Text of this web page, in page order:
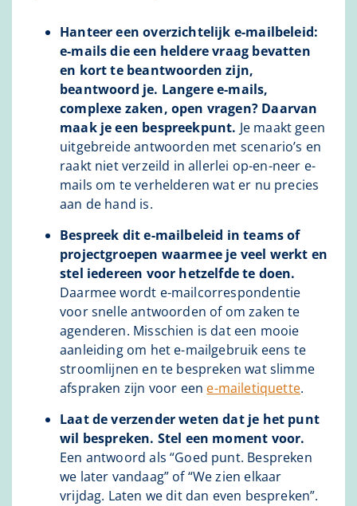
Hanteer een overzichtelijk e-mailbeleid:
e-mails die een heldere vraag bevatten
en kort te beantwoorden zijn,
beantwoord je. Langere e-mails,
complexe zaken, open vragen? Daarvan
maak je een bespreekpunt. Je maakt geen
uitgebreide antwoorden met scenario’s en
raakt niet verzeild in allerlei op-en-neer e-
mails om te verhelderen wat er nu precies
aan de hand is.
Bespreek dit e-mailbeleid in teams of
projectgroepen waarmee je veel werkt en
stel iedereen voor hetzelfde te doen.
Daarmee wordt e-mailcorrespondentie
voor snelle antwoorden of om zaken te
agenderen. Misschien is dat een mooie
aanleiding om het e-mailgebruik eens te
stroomlijnen en te bespreken wat slimme
afspraken zijn voor een e-mailetiquette.
Laat de verzender weten dat je het punt
wil bespreken. Stel een moment voor.
Een antwoord als “Goed punt. Bespreken
we later vandaag” of “We zien elkaar
vrijdag. Laten we dit dan even bespreken”.